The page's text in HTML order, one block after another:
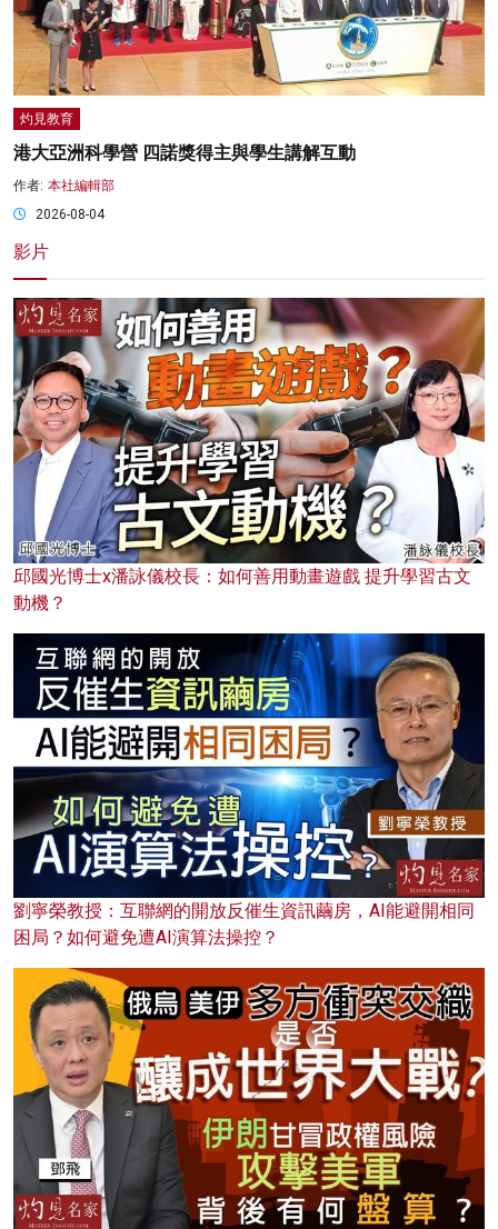
灼見教育
港大亞洲科學營 四諾獎得主與學生講解互動
作者: 本社編輯部
2026-08-04
影片
邱國光博士x潘詠儀校長：如何善用動畫遊戲 提升學習古文
動機？
劉寧榮教授：互聯網的開放反催生資訊繭房，AI能避開相同
困局？如何避免遭AI演算法操控？